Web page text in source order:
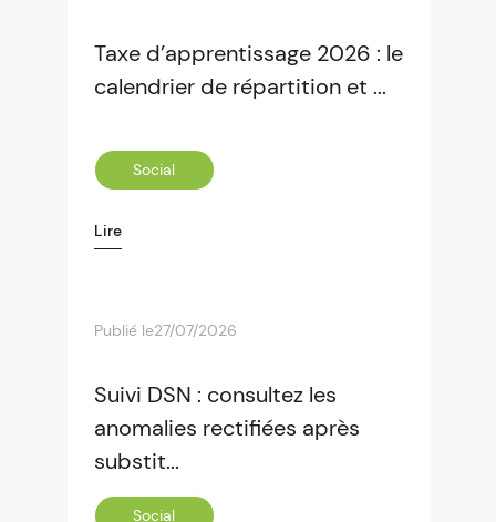
Taxe d’apprentissage 2026 : le
calendrier de répartition et ...
Social
Lire
Publié le27/07/2026
Suivi DSN : consultez les
anomalies rectifiées après
substit...
Social